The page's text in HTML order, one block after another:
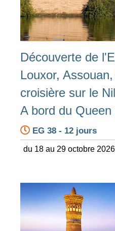
Découverte de
Louxor,
croisière sur le Nil
A bord du
EG 38 - 12 jours
du 18 au 29 octobre